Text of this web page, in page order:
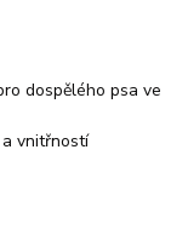
dospělého psa ve
vnitřností